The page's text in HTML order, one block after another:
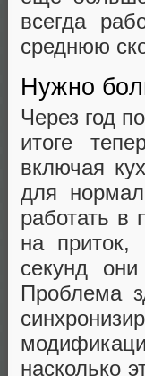
всегда
среднюю
Нужно
Через год
итоге
включая
для
работать в
на
секунд
Проблема
насколько